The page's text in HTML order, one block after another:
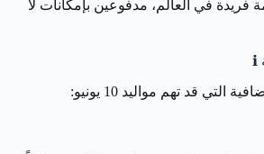
فريدة في العالم، مدفوعين بإمكانات لا
ℹ️
التي قد تهم مواليد 10 يونيو: